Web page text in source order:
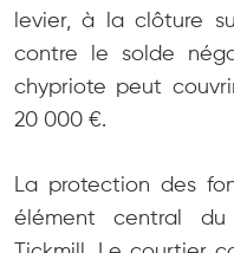
levier, à la clôture
contre le solde
chypriote peut
20 000 €.
La protection des
élément central